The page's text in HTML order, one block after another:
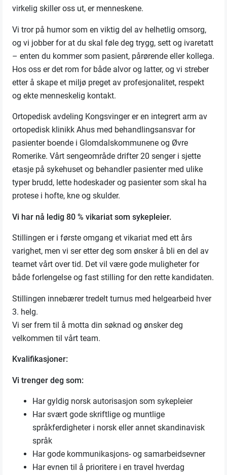
virkelig skiller oss ut, er menneskene.
Vi tror på humor som en viktig del av helhetlig omsorg,
og vi jobber for at du skal føle deg trygg, sett og ivaretatt
– enten du kommer som pasient, pårørende eller kollega.
Hos oss er det rom for både alvor og latter, og vi streber
etter å skape et miljø preget av profesjonalitet, respekt
og ekte menneskelig kontakt.
Ortopedisk avdeling Kongsvinger er en integrert arm av
ortopedisk klinikk Ahus med behandlingsansvar for
pasienter boende i Glomdalskommunene og Øvre
Romerike. Vårt sengeområde drifter 20 senger i sjette
etasje på sykehuset og behandler pasienter med ulike
typer brudd, lette hodeskader og pasienter som skal ha
protese i hofte, kne og skulder.
Vi har nå ledig 80 % vikariat som sykepleier.
Stillingen er i første omgang et vikariat med ett års
varighet, men vi ser etter deg som ønsker å bli en del av
teamet vårt over tid. Det vil være gode muligheter for
både forlengelse og fast stilling for den rette kandidaten.
Stillingen innebærer tredelt turnus med helgearbeid hver
3. helg.
Vi ser frem til å motta din søknad og ønsker deg
velkommen til vårt team.
Kvalifikasjoner:
Vi trenger deg som:
Har gyldig norsk autorisasjon som sykepleier
Har svært gode skriftlige og muntlige
språkferdigheter i norsk eller annet skandinavisk
språk
Har gode kommunikasjons- og samarbeidsevner
Har evnen til å prioritere i en travel hverdag